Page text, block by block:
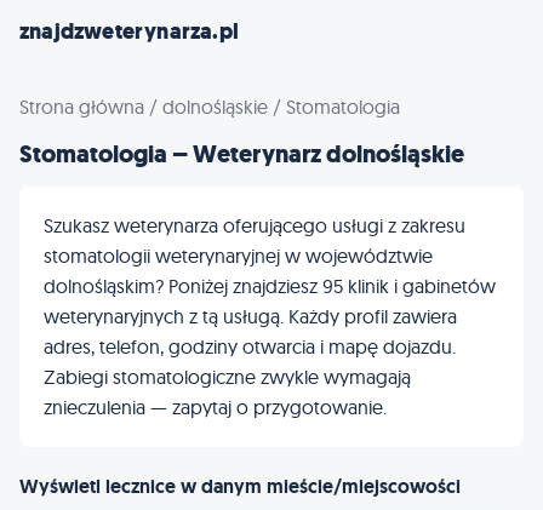
znajdzweterynarza.pl
Strona główna / dolnośląskie / Stomatologia
Stomatologia – Weterynarz dolnośląskie
Szukasz weterynarza oferującego usługi z zakresu
stomatologii weterynaryjnej w województwie
dolnośląskim? Poniżej znajdziesz 95 klinik i gabinetów
weterynaryjnych z tą usługą. Każdy profil zawiera
adres, telefon, godziny otwarcia i mapę dojazdu.
Zabiegi stomatologiczne zwykle wymagają
znieczulenia — zapytaj o przygotowanie.
Wyświetl lecznice w danym mieście/miejscowości